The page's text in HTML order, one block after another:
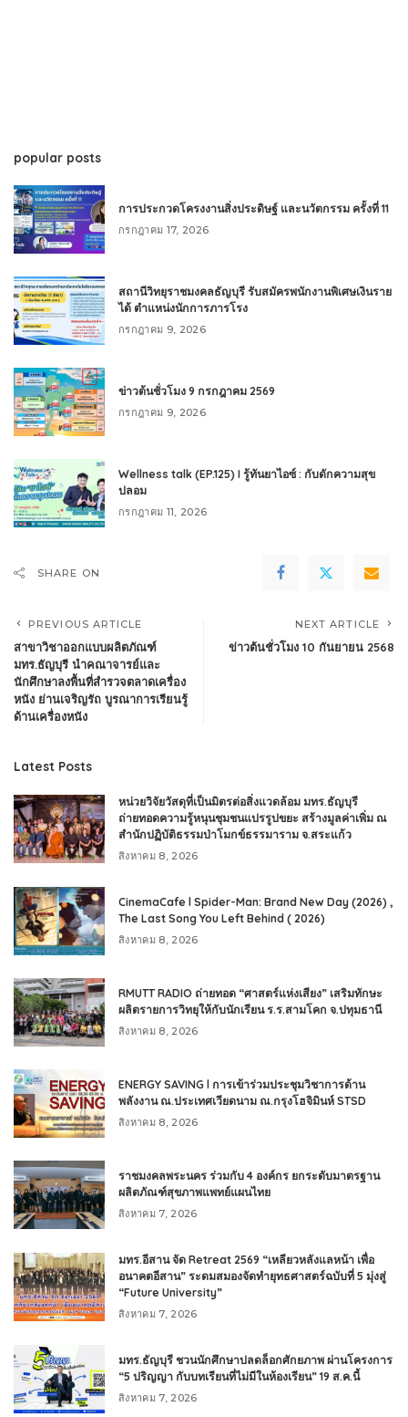
popular posts
การประกวดโครงงานสิ่งประดิษฐ์ และนวัตกรรม ครั้งที่ 11
กรกฎาคม 17, 2026
สถานีวิทยุราชมงคลธัญบุรี รับสมัครพนักงานพิเศษเงินราย
ได้ ตำแหน่งนักการภารโรง
กรกฎาคม 9, 2026
ข่าวต้นชั่วโมง 9 กรกฎาคม 2569
กรกฎาคม 9, 2026
Wellness talk (EP.125) I รู้ทันยาไอซ์ : กับดักความสุข
ปลอม
กรกฎาคม 11, 2026
SHARE ON
PREVIOUS ARTICLE
สาขาวิชาออกแบบผลิตภัณฑ์
มทร.ธัญบุรี นำคณาจารย์และ
นักศึกษาลงพื้นที่สำรวจตลาดเครื่อง
หนัง ย่านเจริญรัถ บูรณาการเรียนรู้
ด้านเครื่องหนัง
NEXT ARTICLE
ข่าวต้นชั่วโมง 10 กันยายน 2568
Latest Posts
หน่วยวิจัยวัสดุที่เป็นมิตรต่อสิ่งแวดล้อม มทร.ธัญบุรี
ถ่ายทอดความรู้หนุนชุมชนแปรรูปขยะ สร้างมูลค่าเพิ่ม ณ
สำนักปฏิบัติธรรมป่าโมกข์ธรรมาราม จ.สระแก้ว
สิงหาคม 8, 2026
CinemaCafe l Spider-Man: Brand New Day (2026) ,
The Last Song You Left Behind ( 2026)
สิงหาคม 8, 2026
RMUTT RADIO ถ่ายทอด “ศาสตร์แห่งเสียง” เสริมทักษะ
ผลิตรายการวิทยุให้กับนักเรียน ร.ร.สามโคก จ.ปทุมธานี
สิงหาคม 8, 2026
ENERGY SAVING l การเข้าร่วมประชุมวิชาการด้าน
พลังงาน ณ.ประเทศเวียดนาม ณ.กรุงโฮจิมินห์ STSD
สิงหาคม 8, 2026
ราชมงคลพระนคร ร่วมกับ 4 องค์กร ยกระดับมาตรฐาน
ผลิตภัณฑ์สุขภาพแพทย์แผนไทย
สิงหาคม 7, 2026
มทร.อีสาน จัด Retreat 2569 “เหลียวหลังแลหน้า เพื่อ
อนาคตอีสาน” ระดมสมองจัดทำยุทธศาสตร์ฉบับที่ 5 มุ่งสู่
“Future University”
สิงหาคม 7, 2026
มทร.ธัญบุรี ชวนนักศึกษาปลดล็อกศักยภาพ ผ่านโครงการ
“5 ปริญญา กับบทเรียนที่ไม่มีในห้องเรียน” 19 ส.ค.นี้
สิงหาคม 7, 2026